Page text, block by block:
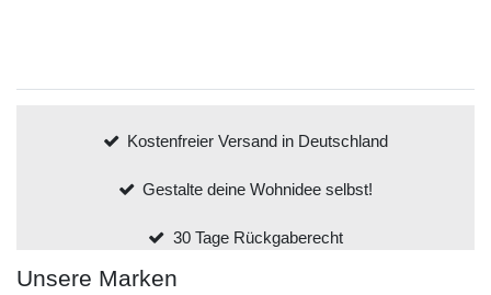
Kostenfreier Versand in Deutschland
Gestalte deine Wohnidee selbst!
30 Tage Rückgaberecht
Unsere Marken